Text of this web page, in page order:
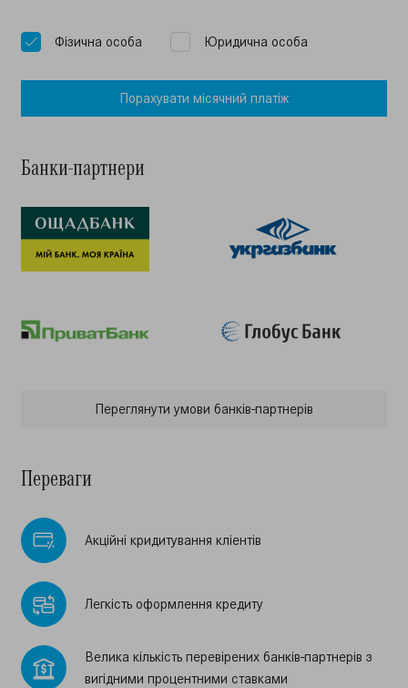
Фiзична особа Юридична особа
Порахувати мiсячний платiж
Банки-партнери
Переглянути умови банкiв-партнерiв
Переваги
Акцiйнi кридитування клiентiв
Легкiсть оформлення кредиту
Велика кiлькiсть перевiрених банкiв-партнерiв з
вигiдними процентними ставками